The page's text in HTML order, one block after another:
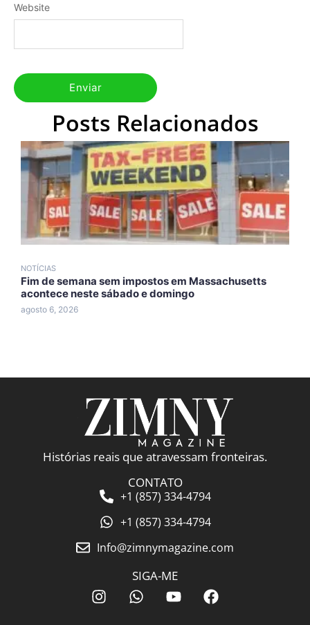
Website
Posts Relacionados
NOTÍCIAS
Fim de semana sem impostos em Massachusetts
acontece neste sábado e domingo
agosto 6, 2026
Histórias reais que atravessam fronteiras.
CONTATO
+1 (857) 334-4794
+1 (857) 334-4794
Info@zimnymagazine.com
SIGA-ME